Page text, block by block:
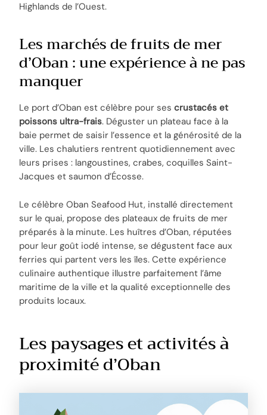
Highlands de l’Ouest.
Les marchés de fruits de mer
d’Oban : une expérience à ne pas
manquer
Le port d’Oban est célèbre pour sescrustacés et
poissons ultra-frais. Déguster un plateau face à la
baie permet de saisir l’essence et la générosité de la
ville. Les chalutiers rentrent quotidiennement avec
leurs prises : langoustines, crabes, coquilles Saint-
Jacques et saumon d’Écosse.
Le célèbre Oban Seafood Hut, installé directement
sur le quai, propose des plateaux de fruits de mer
préparés à la minute. Les huîtres d’Oban, réputées
pour leur goût iodé intense, se dégustent face aux
ferries qui partent vers les îles. Cette expérience
culinaire authentique illustre parfaitement l’âme
maritime de la ville et la qualité exceptionnelle des
produits locaux.
Les paysages et activités à
proximité d’Oban